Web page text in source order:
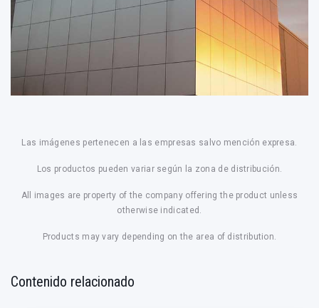
Las imágenes pertenecen a las empresas salvo mención expresa.
Los productos pueden variar según la zona de distribución.
All images are property of the company offering the product unless
otherwise indicated.
Products may vary depending on the area of distribution.
Contenido relacionado